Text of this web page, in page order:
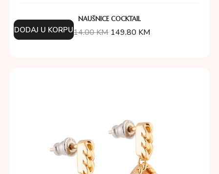
NAUŠNICE COCKTAIL
214.00KM 149.80 KM
DODAJ U KORPU